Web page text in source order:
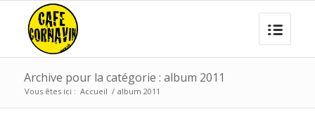
Archive pour la catégorie : album 2011
Vous êtes ici : Accueil / album 2011